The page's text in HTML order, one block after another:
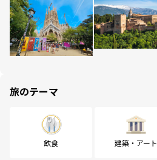
旅のテーマ
飲食 建築・アート